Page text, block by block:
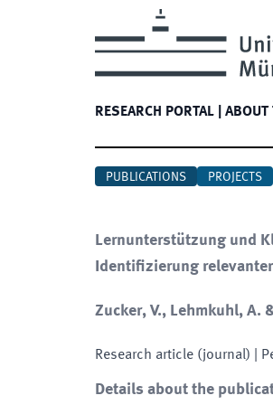
RESEARCH PORTAL ABOUT
PUBLICATIONS PROJECTS
Lernunterstützung und
Identifizierung
Zucker, V., Lehmkuhl, A.
Research article (journal) |
Details about the